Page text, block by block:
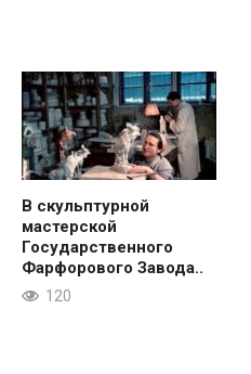
В скульптурной
мастерской
Государственного
Фарфорового Завода..
120